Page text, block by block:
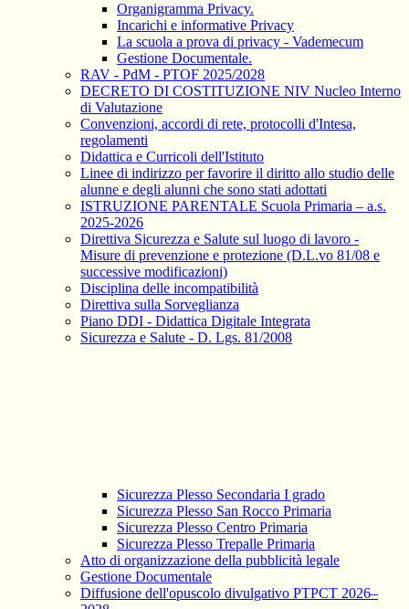
Organigramma Privacy.
Incarichi e informative Privacy
La scuola a prova di privacy - Vademecum
Gestione Documentale.
RAV - PdM - PTOF 2025/2028
DECRETO DI COSTITUZIONE NIV Nucleo Interno
di Valutazione
Convenzioni, accordi di rete, protocolli d'Intesa,
regolamenti
Didattica e Curricoli dell'Istituto
Linee di indirizzo per favorire il diritto allo studio delle
alunne e degli alunni che sono stati adottati
ISTRUZIONE PARENTALE Scuola Primaria – a.s.
2025-2026
Direttiva Sicurezza e Salute sul luogo di lavoro -
Misure di prevenzione e protezione (D.L.vo 81/08 e
successive modificazioni)
Disciplina delle incompatibilità
Direttiva sulla Sorveglianza
Piano DDI - Didattica Digitale Integrata
Sicurezza e Salute - D. Lgs. 81/2008
Sicurezza Plesso Secondaria I grado
Sicurezza Plesso San Rocco Primaria
Sicurezza Plesso Centro Primaria
Sicurezza Plesso Trepalle Primaria
Atto di organizzazione della pubblicità legale
Gestione Documentale
Diffusione dell'opuscolo divulgativo PTPCT 2026–